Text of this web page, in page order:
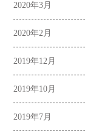
2020年3月
2020年2月
2019年12月
2019年10月
2019年7月